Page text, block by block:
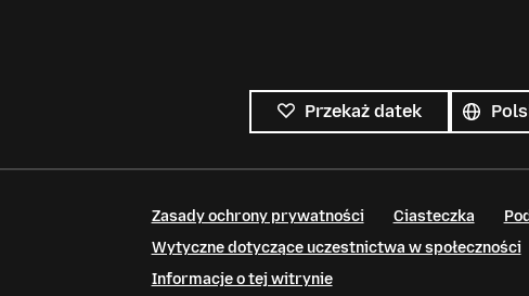
Przekaż datek
języki
Język
Zasady ochrony prywatności Ciasteczka
Wytyczne dotyczące uczestnictwa w społeczności
Informacje o tej witrynie